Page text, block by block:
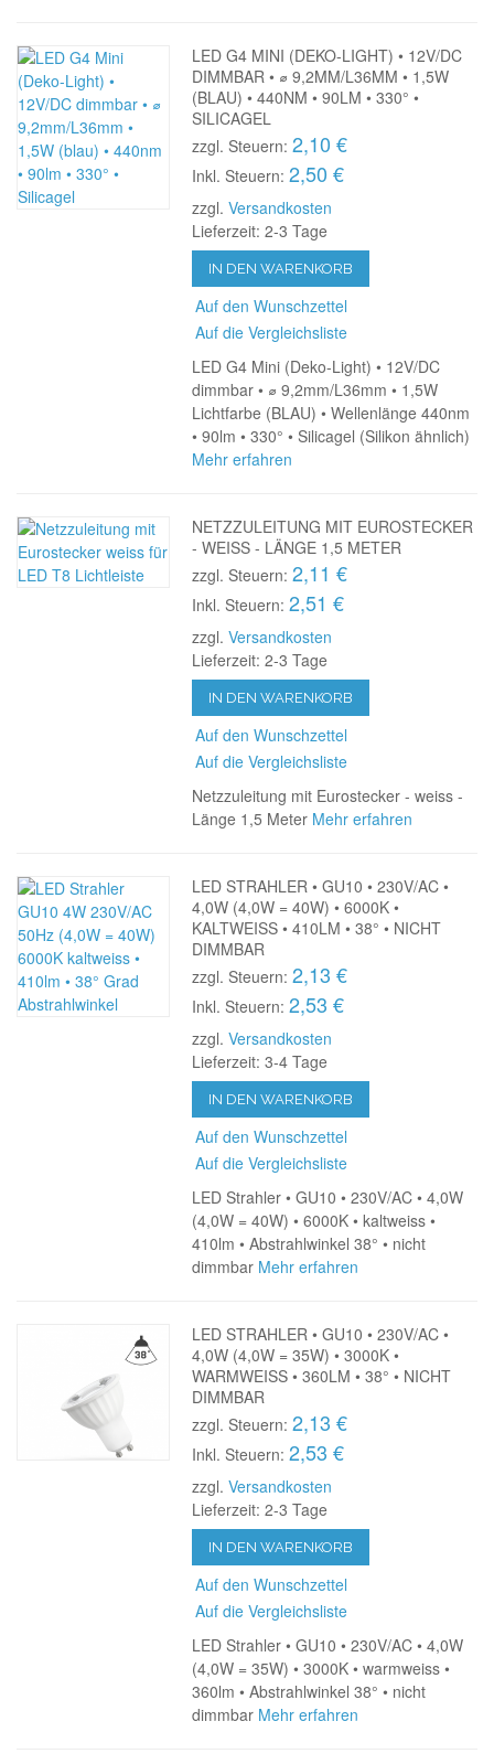
LED G4 MINI (DEKO-LIGHT) • 12V/DC
DIMMBAR • ⌀ 9,2MM/L36MM • 1,5W
(BLAU) • 440NM • 90LM • 330° •
SILICAGEL
zzgl. Steuern: 2,10 €
Inkl. Steuern: 2,50 €
zzgl.Versandkosten
Lieferzeit: 2-3 Tage
IN DEN WARENKORB
Auf den Wunschzettel
Auf die Vergleichsliste
LED G4 Mini (Deko-Light) • 12V/DC
dimmbar • ⌀ 9,2mm/L36mm • 1,5W
Lichtfarbe (BLAU) • Wellenlänge 440nm
• 90lm • 330° • Silicagel (Silikon ähnlich)
Mehr erfahren
NETZZULEITUNG MIT EUROSTECKER
- WEISS - LÄNGE 1,5 METER
zzgl. Steuern: 2,11 €
Inkl. Steuern: 2,51 €
zzgl.Versandkosten
Lieferzeit: 2-3 Tage
IN DEN WARENKORB
Auf den Wunschzettel
Auf die Vergleichsliste
Netzzuleitung mit Eurostecker - weiss -
Länge 1,5 Meter Mehr erfahren
LED STRAHLER • GU10 • 230V/AC •
4,0W (4,0W = 40W) • 6000K •
KALTWEISS • 410LM • 38° • NICHT
DIMMBAR
zzgl. Steuern: 2,13 €
Inkl. Steuern: 2,53 €
zzgl.Versandkosten
Lieferzeit: 3-4 Tage
IN DEN WARENKORB
Auf den Wunschzettel
Auf die Vergleichsliste
LED Strahler • GU10 • 230V/AC • 4,0W
(4,0W = 40W) • 6000K • kaltweiss •
410lm • Abstrahlwinkel 38° • nicht
dimmbar Mehr erfahren
LED STRAHLER • GU10 • 230V/AC •
4,0W (4,0W = 35W) • 3000K •
WARMWEISS • 360LM • 38° • NICHT
DIMMBAR
zzgl. Steuern: 2,13 €
Inkl. Steuern: 2,53 €
zzgl.Versandkosten
Lieferzeit: 2-3 Tage
IN DEN WARENKORB
Auf den Wunschzettel
Auf die Vergleichsliste
LED Strahler • GU10 • 230V/AC • 4,0W
(4,0W = 35W) • 3000K • warmweiss •
360lm • Abstrahlwinkel 38° • nicht
dimmbar Mehr erfahren